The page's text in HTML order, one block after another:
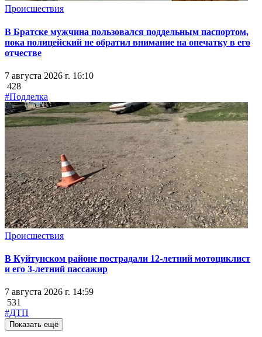
Происшествия
В Братске мужчина пользовался поддельным паспортом,
пока полицейский не обратил внимание на опечатку в его
отчестве
7 августа 2026 г. 16:10
428
#Подделка
Происшествия
В Куйтунском районе пострадали 12-летний мотоциклист
и его 3-летний пассажир
7 августа 2026 г. 14:59
531
#ДТП
Показать ещё